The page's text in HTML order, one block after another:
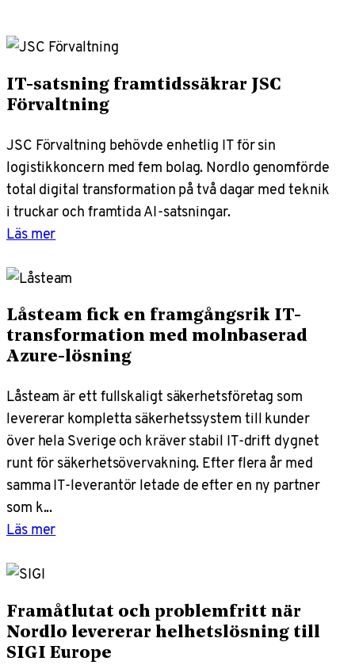
IT-satsning framtidssäkrar JSC
Förvaltning
JSC Förvaltning behövde enhetlig IT för sin
logistikkoncern med fem bolag. Nordlo genomförde
total digital transformation på två dagar med teknik
i truckar och framtida AI-satsningar.
Läs mer
Låsteam fick en framgångsrik IT-
transformation med molnbaserad
Azure-lösning
Låsteam är ett fullskaligt säkerhetsföretag som
levererar kompletta säkerhetssystem till kunder
över hela Sverige och kräver stabil IT-drift dygnet
runt för säkerhetsövervakning. Efter flera år med
samma IT-leverantör letade de efter en ny partner
som k...
Läs mer
Framåtlutat och problemfritt när
Nordlo levererar helhetslösning till
SIGI Europe